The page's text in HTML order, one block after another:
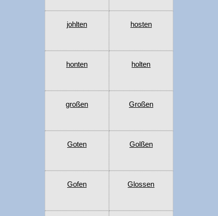
johlten hosten
honten holten
großen Großen
Goten Golßen
Gofen Glossen